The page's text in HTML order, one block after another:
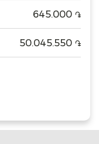
645.000 ֏
50.045.550 ֏